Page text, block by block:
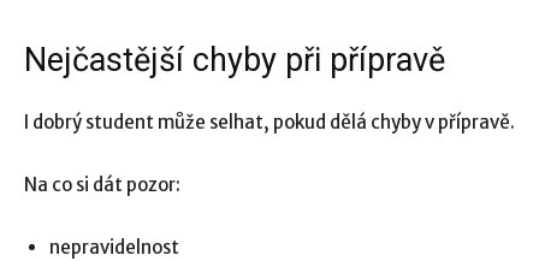
Nejčastější chyby při přípravě
I dobrý student může selhat, pokud dělá chyby v přípravě.
Na co si dát pozor:
nepravidelnost